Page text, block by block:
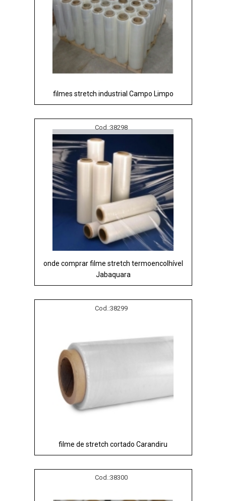
filmes stretch industrial Campo Limpo
Cod.:38298
onde comprar filme stretch termoencolhível
Jabaquara
Cod.:38299
filme de stretch cortado Carandiru
Cod.:38300